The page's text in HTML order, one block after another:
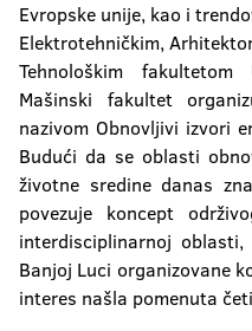
Evropske unije, kao i
Elektrotehničkim,
Tehnološkim
Mašinski fakultet
nazivom Obnovljivi izvori
Budući da se oblasti
životne sredine danas
povezuje koncept
interdisciplinarnoj
Banjoj Luci organizovane
interes našla pomenuta